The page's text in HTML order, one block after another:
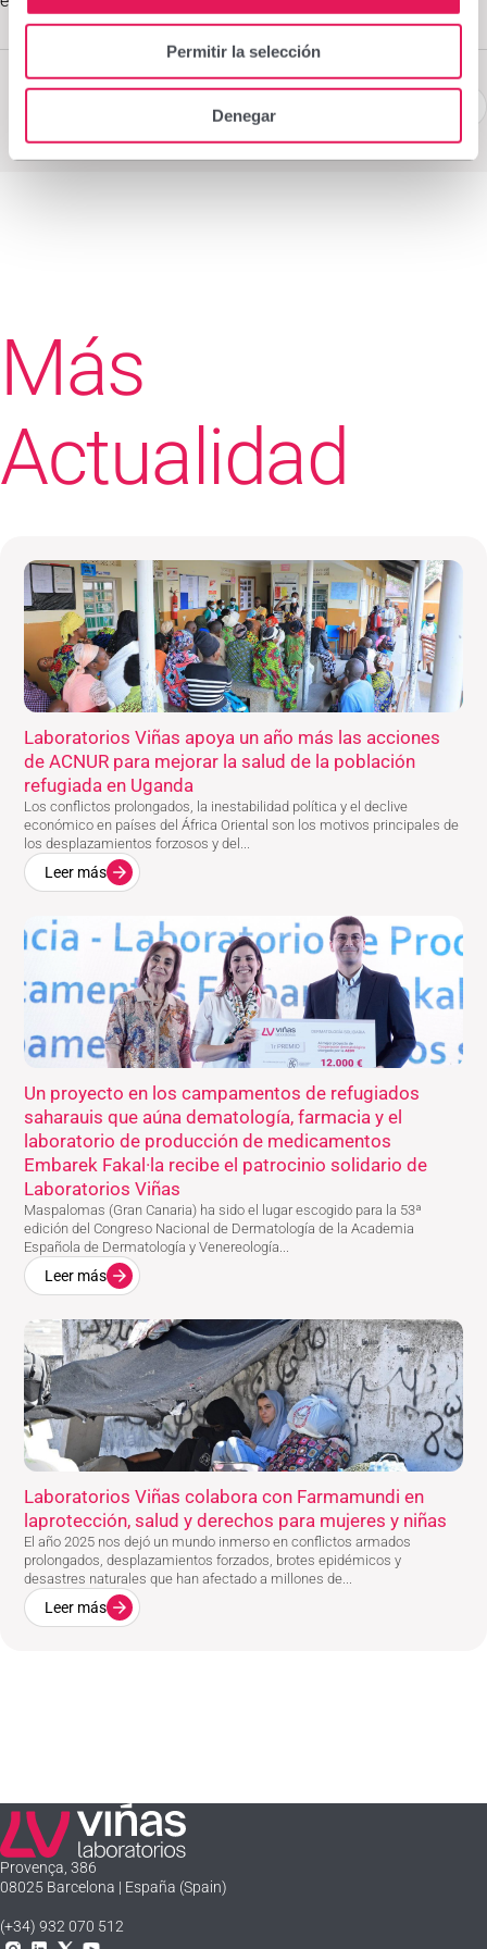
Permitir la selección
Denegar
Más
Actualidad
Laboratorios Viñas apoya un año más las acciones
de ACNUR para mejorar la salud de la población
refugiada en Uganda
Los conflictos prolongados, la inestabilidad política y el declive
económico en países del África Oriental son los motivos principales de
los desplazamientos forzosos y del...
Leer más
Un proyecto en los campamentos de refugiados
saharauis que aúna dematología, farmacia y el
laboratorio de producción de medicamentos
Embarek Fakal·la recibe el patrocinio solidario de
Laboratorios Viñas
Maspalomas (Gran Canaria) ha sido el lugar escogido para la 53ª
edición del Congreso Nacional de Dermatología de la Academia
Española de Dermatología y Venereología...
Leer más
Laboratorios Viñas colabora con Farmamundi en
laprotección, salud y derechos para mujeres y niñas
El año 2025 nos dejó un mundo inmerso en conflictos armados
prolongados, desplazamientos forzados, brotes epidémicos y
desastres naturales que han afectado a millones de...
Leer más
Laboratorios Viñas
Provença, 386
08025 Barcelona | España (Spain)
(+34) 932 070 512